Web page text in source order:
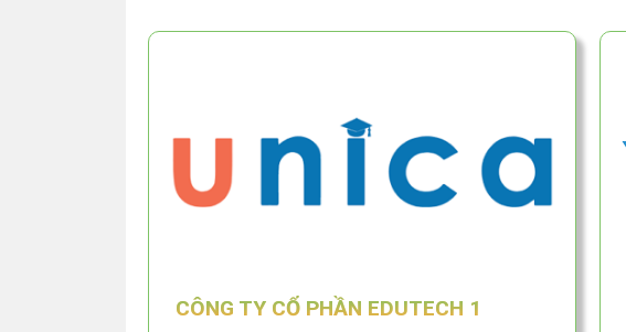
CÔNG TY CỔ PHẦN EDUTECH 1